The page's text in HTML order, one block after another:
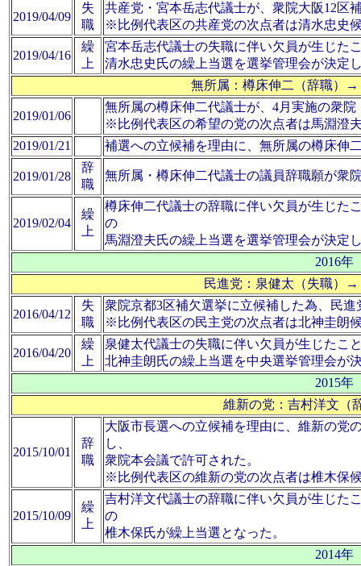
2019/04/09
失
職
共産党・宮本岳志代議士が、衆院大阪12区
※比例代表区の共産党の次点者は清水忠史
2019/04/16
繰
上
宮本岳志代議士の失職に伴い欠員が生じた
清水忠史氏の繰上当選を選挙管理会が決定
無所属：樽床伸二（辞職）→
2019/01/06
無所属の樽床伸二代議士が、4月実施の衆
※比例代表区の希望の党の次点者は馬淵澄
2019/01/21
補選への立候補を理由に、無所属の樽床伸
2019/01/28
辞
職
無所属・樽床伸二代議士の議員辞職願が衆
2019/02/04
繰
上
樽床伸二代議士の辞職に伴い欠員が生じた
の
馬淵澄夫氏の繰上当選を選挙管理会が決定
2016年
民進党：泉健太（失職）
2016/04/12
失
職
衆院京都3区補欠選挙に立候補した為、民
※比例代表区の民主党の次点者は北神圭朗
2016/04/20
繰
上
泉健太代議士の失職に伴い欠員が生じたこ
北神圭朗氏の繰上当選を中央選挙管理会が
2015年
維新の党：吉村洋文（
2015/10/01
辞
職
大阪市長選への立候補を理由に、維新の党
し、
衆院本会議で許可された。
※比例代表区の維新の党の次点者は椎木保
2015/10/09
繰
上
吉村洋文代議士の辞職に伴い欠員が生じた
の
椎木保氏が繰上当選となった。
2014年